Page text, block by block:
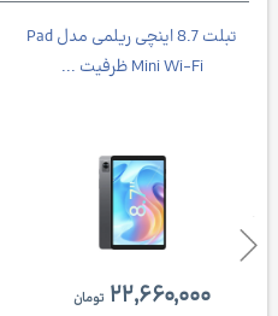
تبلت 8.7 اینچی ریلمی مدل Pad
Mini Wi-Fi ظرفیت ...
۲۲,۶۶۰,۰۰۰ تومان